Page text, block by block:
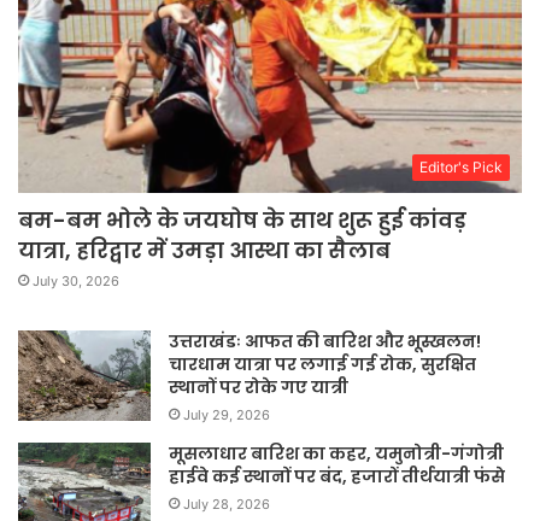
Editor's Pick
बम-बम भोले के जयघोष के साथ शुरू हुई कांवड़
यात्रा, हरिद्वार में उमड़ा आस्था का सैलाब
July 30, 2026
उत्तराखंडः आफत की बारिश और भूस्खलन!
चारधाम यात्रा पर लगाई गई रोक, सुरक्षित
स्थानों पर रोके गए यात्री
July 29, 2026
मूसलाधार बारिश का कहर, यमुनोत्री-गंगोत्री
हाईवे कई स्थानों पर बंद, हजारों तीर्थयात्री फंसे
July 28, 2026